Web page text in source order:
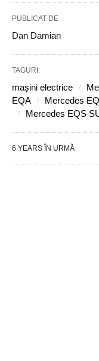
PUBLICAT DE
Dan Damian
TAGURI:
mașini electrice
EQA
Mercedes
Mercedes EQS
6 YEARS ÎN URMĂ